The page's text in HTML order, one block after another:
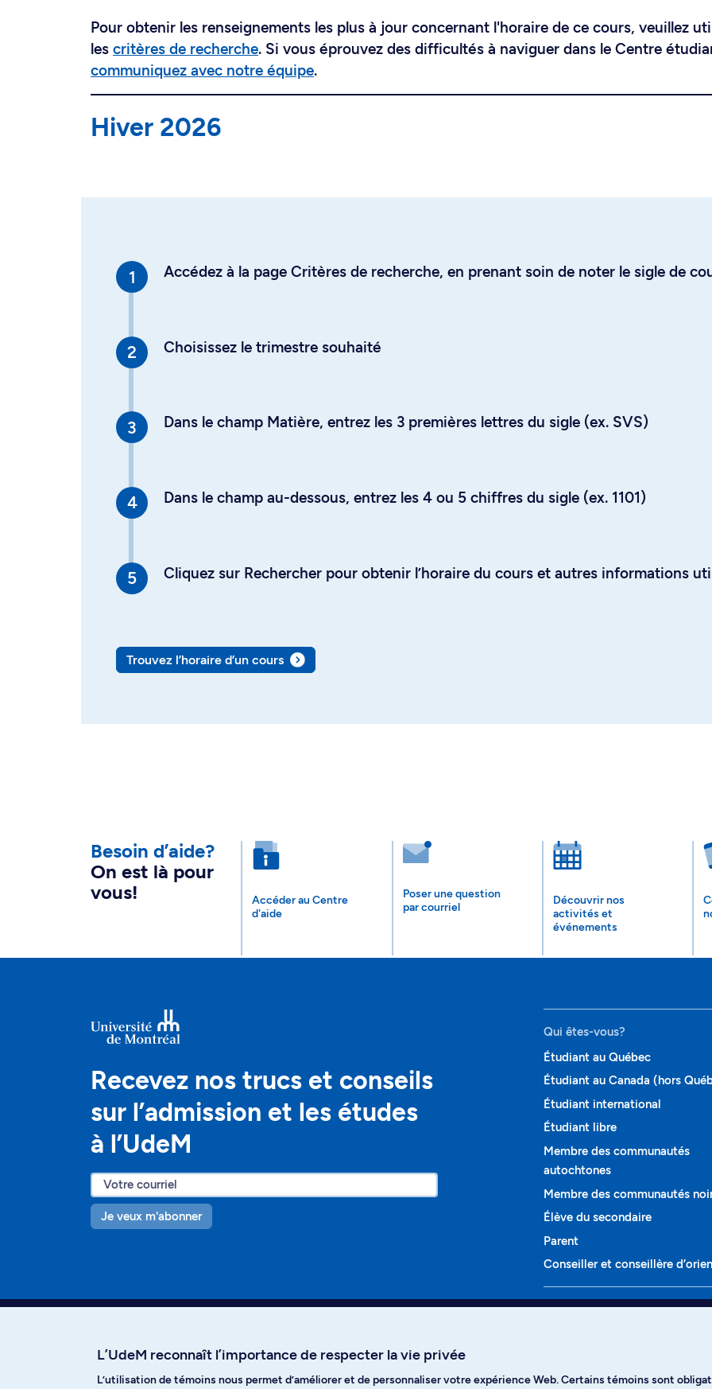
Pour obtenir les renseignements les plus à jour concernant l'horaire de ce cours, veuillez
les critères de recherche. Si vous éprouvez des difficultés à naviguer dans le Centre
communiquez avec notre équipe.
Hiver 2026
Accédez à la page Critères de recherche, en prenant soin de noter le sigle de
Choisissez le trimestre souhaité
Dans le champ Matière, entrez les 3 premières lettres du sigle (ex. SVS)
Dans le champ au-dessous, entrez les 4 ou 5 chiffres du sigle (ex. 1101)
Cliquez sur Rechercher pour obtenir l’horaire du cours et autres informations
Trouvez l’horaire d’un cours
Besoin d’aide?
On est là pour
vous!
Accéder au Centre
d'aide
Poser une question
par courriel
Découvrir nos
activités et
événements
Recevez nos trucs et conseils
sur l’admission et les études
à l’UdeM
Je veux m'abonner
Qui êtes-vous?
Étudiant au Québec
Étudiant au Canada (hors
Étudiant international
Étudiant libre
Membre des communautés
autochtones
Membre des communautés
Élève du secondaire
Parent
Conseiller et conseillère
Programmes et cours
L’UdeM reconnaît l’importance de respecter la vie privée
L’utilisation de témoins nous permet d’améliorer et de personnaliser votre expérience Web. Certains témoins sont